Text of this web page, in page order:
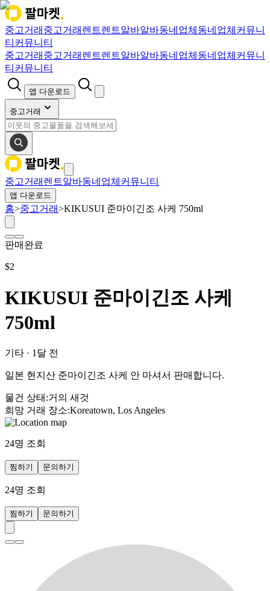
중고거래 중고거래 렌트렌트알바알바동네업체 동네업체 커뮤니
티 커뮤니티
중고거래 중고거래 렌트렌트알바알바동네업체 동네업체 커뮤니
티 커뮤니티
앱 다운로드
중고거래
중고거래 렌트알바동네업체 커뮤니티
앱 다운로드
홈>중고거래>KIKUSUI 준마이긴조 사케 750ml
판매완료
$2
KIKUSUI 준마이긴조 사케
750ml
기타 · 1달 전
일본 현지산 준마이긴조 사케 안 마셔서 판매합니다.
물건 상태 :거의 새것
희망 거래 장소:Koreatown, Los Angeles
24명 조회
찜하기 문의하기
24명 조회
찜하기 문의하기